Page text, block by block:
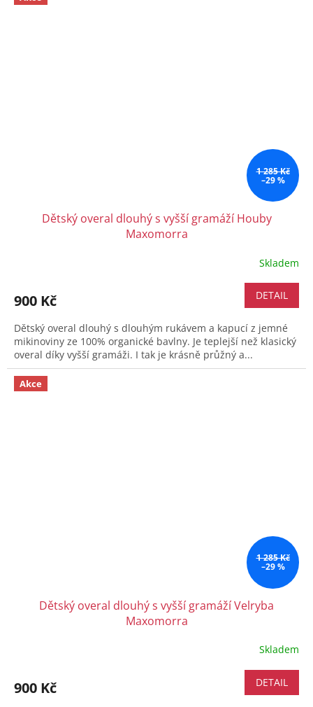
1 285 Kč
–29 %
Dětský overal dlouhý s vyšší gramáží Houby
Maxomorra
Skladem
900 Kč DETAIL
Dětský overal dlouhý s dlouhým rukávem a kapucí z jemné
mikinoviny ze 100% organické bavlny. Je teplejší než klasický
overal díky vyšší gramáži. I tak je krásně průžný a...
Akce
1 285 Kč
–29 %
Dětský overal dlouhý s vyšší gramáží Velryba
Maxomorra
Skladem
900 Kč DETAIL